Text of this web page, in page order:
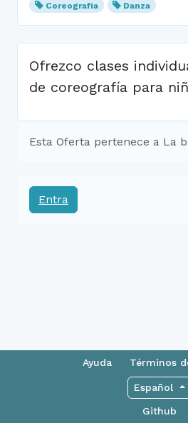
Coreografía Danza
Ofrezco clases
de coreografía para
Esta Oferta pertenece a La
Entra
Ayuda Términos
Español
Github